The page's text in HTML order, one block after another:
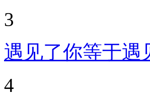
3
遇见了你等于遇
4